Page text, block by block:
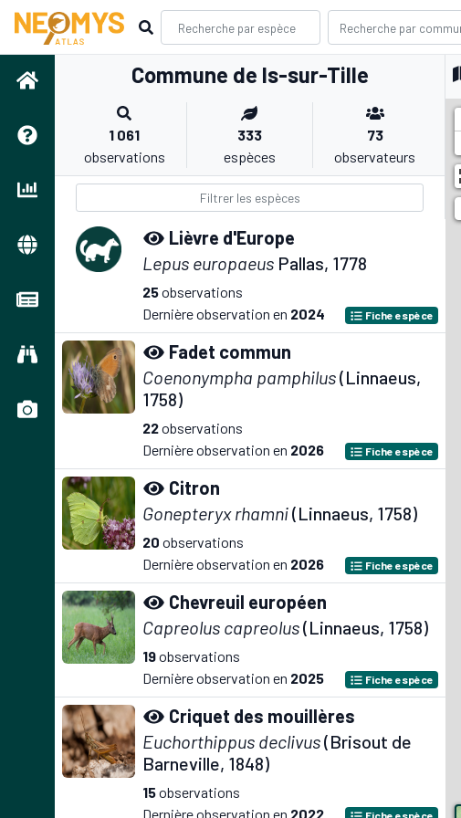
Commune de Is-sur-Tille
1 061
observations
333
espèces
73
observateurs
Lièvre d'Europe
Lepus europaeus Pallas, 1778
25observations
Dernière observation en 2024 Fiche espèce
Fadet commun
Coenonympha pamphilus(Linnaeus,
1758)
22observations
Dernière observation en 2026 Fiche espèce
Citron
Gonepteryx rhamni(Linnaeus, 1758)
20 observations
Dernière observation en 2026 Fiche espèce
Chevreuil européen
Capreolus capreolus(Linnaeus, 1758)
19observations
Dernière observation en 2025 Fiche espèce
Criquet des mouillères
Euchorthippus declivus(Brisout de
Barneville, 1848)
15observations
Dernière observation en 2022 Fiche espèce